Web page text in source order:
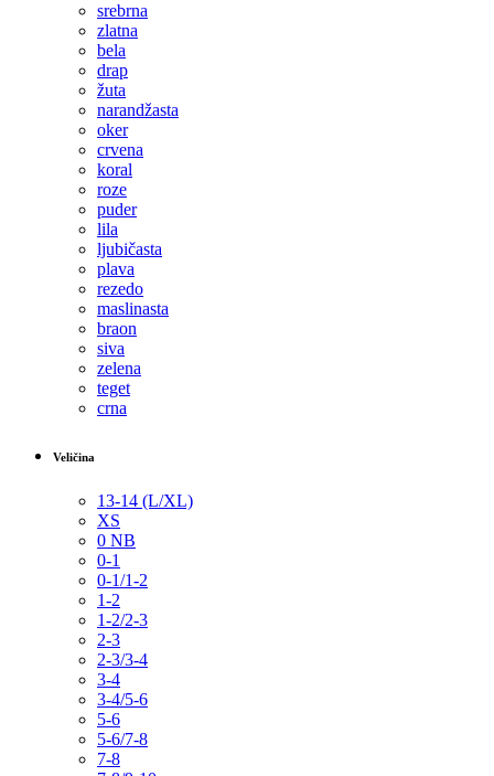
srebrna
zlatna
bela
drap
žuta
narandžasta
oker
crvena
koral
roze
puder
lila
ljubičasta
plava
rezedo
maslinasta
braon
siva
zelena
teget
crna
Veličina
13-14 (L/XL)
XS
0 NB
0-1
0-1/1-2
1-2
1-2/2-3
2-3
2-3/3-4
3-4
3-4/5-6
5-6
5-6/7-8
7-8